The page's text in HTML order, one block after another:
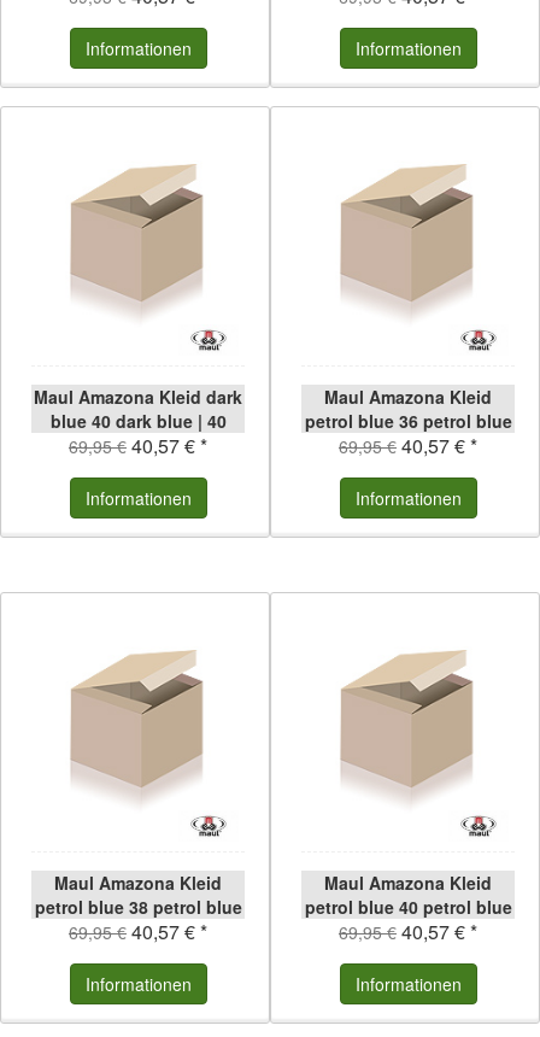
Informationen Informationen
Maul Amazona Kleid dark
blue 40 dark blue | 40
69,95 € 40,57 € *
Informationen
Maul Amazona Kleid
petrol blue 36 petrol blue
| 36
69,95 € 40,57 € *
Informationen
Maul Amazona Kleid
petrol blue 38 petrol blue
| 38
69,95 € 40,57 € *
Informationen
Maul Amazona Kleid
petrol blue 40 petrol blue
| 40
69,95 € 40,57 € *
Informationen